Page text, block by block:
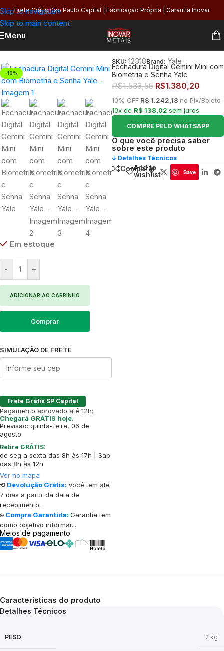
Skip to navigation
Skip to main content
Frete Grátis São Paulo Capital | Fabricação Própria | Garantia Inovar
Menu
-10%
Em estoque
- +
ADICIONAR AO CARRINHO
Comprar
SIMULAÇÃO DE FRETE
Frete Grátis SP Capital
Pagamento aprovado até 12h:
Chegará GRÁTIS hoje.
Previsão: quinta-feira, 06 de
agosto
Retire GRÁTIS:
de seg a sexta das 8h às 17h | Sab
das 8h às 12h
Ver no mapa
⟲ Devolução Grátis: Você tem até
7 dias a partir da data de
recebimento.
⍟ Compra Garantida: Garantia tem
como objetivo informar...
Meios de pagamento
SKU: 12318Brand: Yale
Fechadura Digital Gemini Mini com
Biometria e Senha Yale
R$1.533,55 R$1.380,20
10% OFF R$ 1.242,18 no Pix/Boleto
10x de R$ 138,02 sem juros
COMPRE PELO WHATSAPP
O que você precisa saber
sobre este produto
🡣 Detalhes Técnicos
Comparar
Add to
wishlist
Save
Características do produto
Detalhes Técnicos
PESO 2 kg